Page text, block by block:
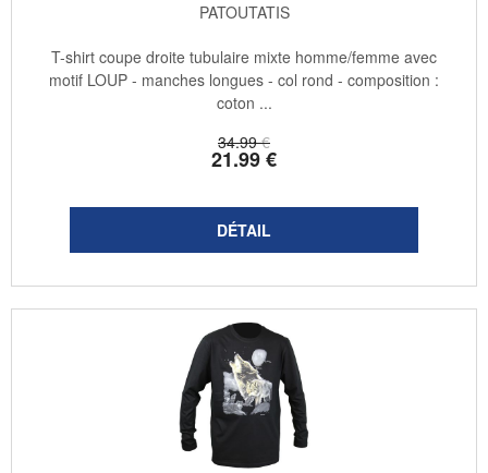
PATOUTATIS
34.99 €
21.99€
T-shirt coupe droite tubulaire mixte homme/femme avec
motif LOUP - manches longues - col rond - composition :
coton ...